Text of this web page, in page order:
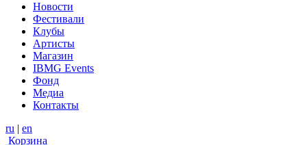
Новости
Фестивали
Клубы
Артисты
Магазин
IBMG Events
Фонд
Медиа
Контакты
ru | en
Корзина